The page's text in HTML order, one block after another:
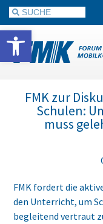
FMK zur
Schulen:
muss
FMK fordert die
den Unterricht, um
begleitend vertraut